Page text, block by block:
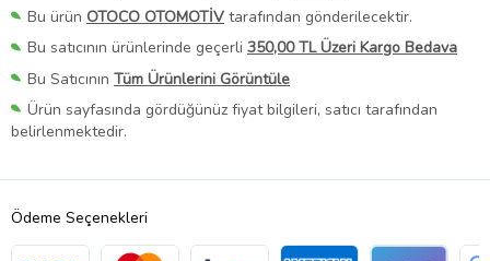
Bu ürün OTOCO OTOMOTİV tarafından gönderilecektir.
Bu satıcının ürünlerinde geçerli 350,00 TL Üzeri Kargo Bedava
Bu Satıcının Tüm Ürünlerini Görüntüle
Ürün sayfasında gördüğünüz fiyat bilgileri, satıcı tarafından
belirlenmektedir.
Ödeme Seçenekleri